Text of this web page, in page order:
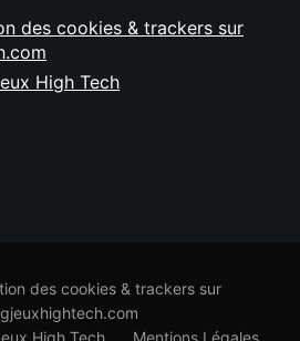
des cookies & trackers sur
High Tech
des cookies & trackers sur
High Tech
Mentions Légales